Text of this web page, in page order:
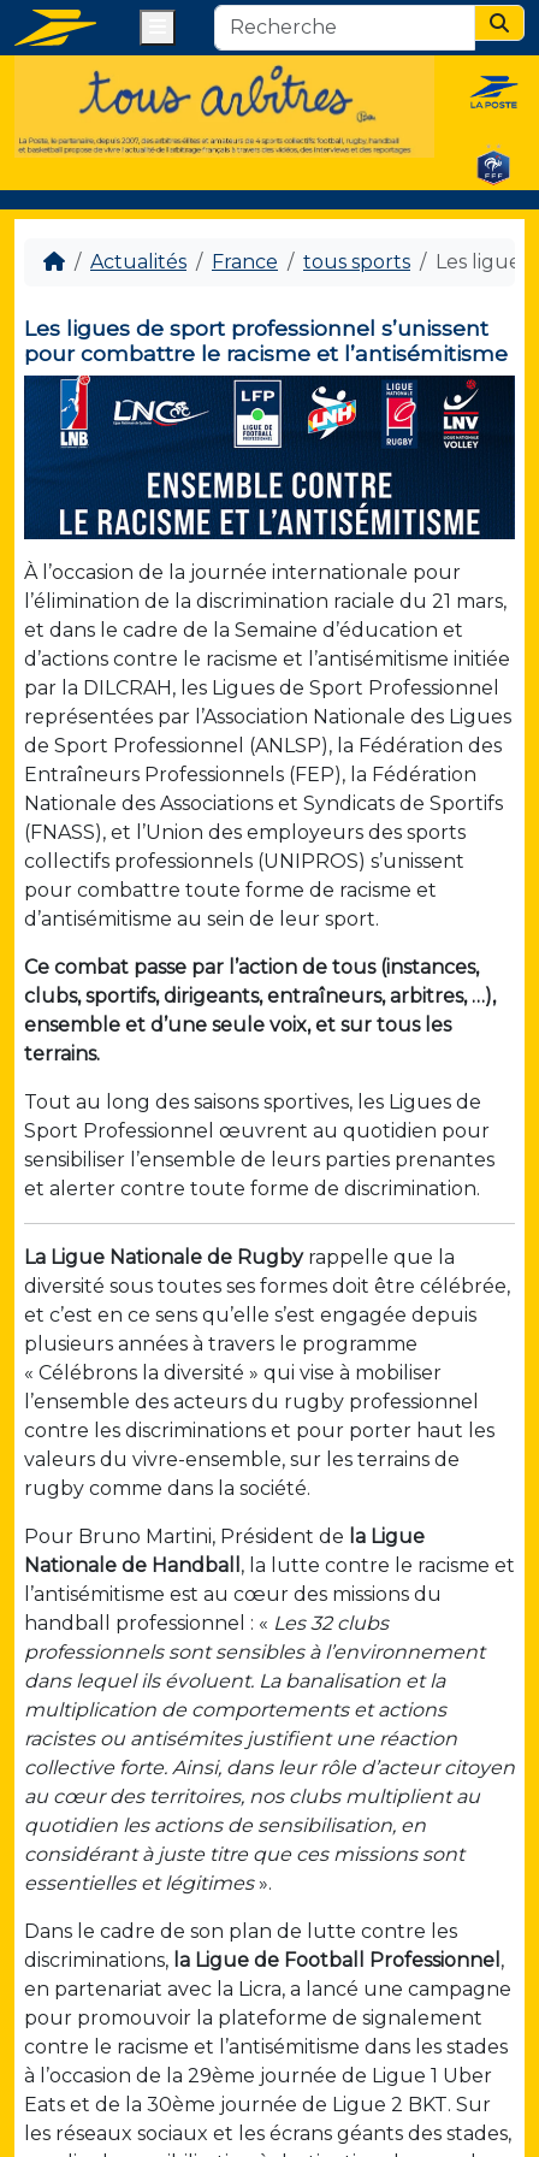
Actualités France tous sports Les
Les ligues de sport professionnel s’unissent
pour combattre le racisme et l’antisémitisme
À l’occasion de la journée internationale pour
l’élimination de la discrimination raciale du 21 mars,
et dans le cadre de la Semaine d’éducation et
d’actions contre le racisme et l’antisémitisme initiée
par la DILCRAH, les Ligues de Sport Professionnel
représentées par l’Association Nationale des Ligues
de Sport Professionnel (ANLSP), la Fédération des
Entraîneurs Professionnels (FEP), la Fédération
Nationale des Associations et Syndicats de Sportifs
(FNASS), et l’Union des employeurs des sports
collectifs professionnels (UNIPROS) s’unissent
pour combattre toute forme de racisme et
d’antisémitisme au sein de leur sport.
Ce combat passe par l’action de tous (instances,
clubs, sportifs, dirigeants, entraîneurs, arbitres, …),
ensemble et d’une seule voix, et sur tous les
terrains.
Tout au long des saisons sportives, les Ligues de
Sport Professionnel œuvrent au quotidien pour
sensibiliser l’ensemble de leurs parties prenantes
et alerter contre toute forme de discrimination.
La Ligue Nationale de Rugbyrappelle que la
diversité sous toutes ses formes doit être célébrée,
et c’est en ce sens qu’elle s’est engagée depuis
plusieurs années à travers le programme
« Célébrons la diversité » qui vise à mobiliser
l’ensemble des acteurs du rugby professionnel
contre les discriminations et pour porter haut les
valeurs du vivre-ensemble, sur les terrains de
rugby comme dans la société.
Pour Bruno Martini, Président de la Ligue
Nationale de Handball , la lutte contre le racisme et
l’antisémitisme est au cœur des missions du
handball professionnel : « Les 32 clubs
professionnels sont sensibles à l’environnement
dans lequel ils évoluent. La banalisation et la
multiplication de comportements et actions
racistes ou antisémites justifient une réaction
collective forte. Ainsi, dans leur rôle d’acteur citoyen
au cœur des territoires, nos clubs multiplient au
quotidien les actions de sensibilisation, en
considérant à juste titre que ces missions sont
essentielles et légitimes».
Dans le cadre de son plan de lutte contre les
discriminations, la Ligue de Football Professionnel ,
en partenariat avec la Licra, a lancé une campagne
pour promouvoir la plateforme de signalement
contre le racisme et l’antisémitisme dans les stades
à l’occasion de la 29ème journée de Ligue 1 Uber
Eats et de la 30ème journée de Ligue 2 BKT. Sur
les réseaux sociaux et les écrans géants des stades,